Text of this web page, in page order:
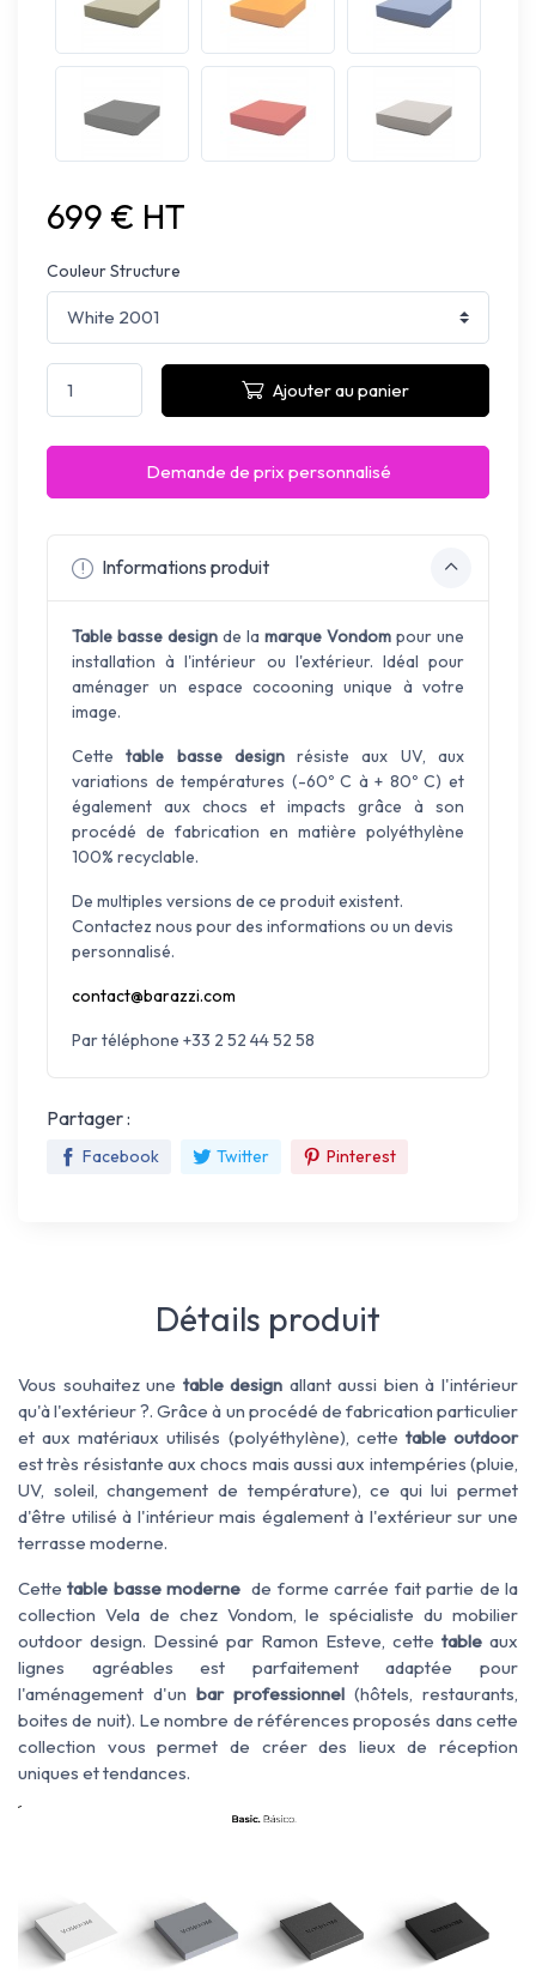
699 € HT
Couleur Structure
Ajouter au panier
Demande de prix personnalisé
Informations produit
Table basse design de la marque Vondom pour une
installation à l'intérieur ou l'extérieur. Idéal pour
aménager un espace cocooning unique à votre
image.
Cettetable basse designrésiste aux UV, aux
variations de températures (-60º C à + 80º C) et
également aux chocs et impacts grâce à son
procédé de fabrication en matière polyéthylène
100% recyclable.
De multiples versions de ce produit existent.
Contactez nous pour des informations ou un devis
personnalisé.
contact@barazzi.com
Par téléphone +33 2 52 44 52 58
Partager :
Facebook Twitter Pinterest
Détails produit
Vous souhaitez une table design allant aussi bien à l'intérieur
qu'à l'extérieur ?. Grâce à un procédé de fabrication particulier
et aux matériaux utilisés (polyéthylène), cette table outdoor
est très résistante aux chocs mais aussi aux intempéries (pluie,
UV, soleil, changement de température), ce qui lui permet
d'être utilisé à l'intérieur mais également à l'extérieur sur une
terrasse moderne.
Cettetable basse moderne de forme carrée fait partie de la
collection Vela de chez Vondom, le spécialiste du mobilier
outdoor design. Dessiné par Ramon Esteve, cette table aux
lignes agréables est parfaitement adaptée pour
l'aménagement d'un bar professionnel (hôtels, restaurants,
boites de nuit). Le nombre de références proposés dans cette
collection vous permet de créer des lieux de réception
uniques et tendances.